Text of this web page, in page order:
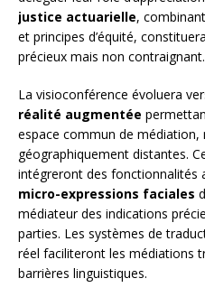
justice actuarielle,
et principes d’équité,
précieux mais non contraignant.
La visioconférence évoluera
réalité augmentée
espace commun de
géographiquement distantes.
intégreront des fonctionnalités
micro-expressions faciales
médiateur des indications
parties. Les systèmes de
réel faciliteront les médiations
barrières linguistiques.